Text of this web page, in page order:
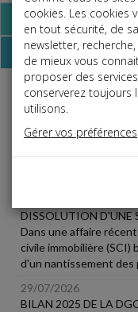
Base documentaire
Dépêches
Liste des
Vie des affaires
LE CRÉANCIER D'UN
DISSOLUTION D'UNE
Dans une affaire
civile immobilière (SCI)
d'un nantissement des
29/07/2026
BILAN 2025 DE LA
cookies. Les cookies
en tout sécurité, de
newsletter,
de mieux vous
proposer des
conserverez toujours
utilisons.
Gérer vos préférences